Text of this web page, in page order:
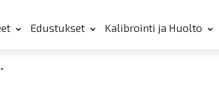
Edustukset Kalibrointi ja Huolto